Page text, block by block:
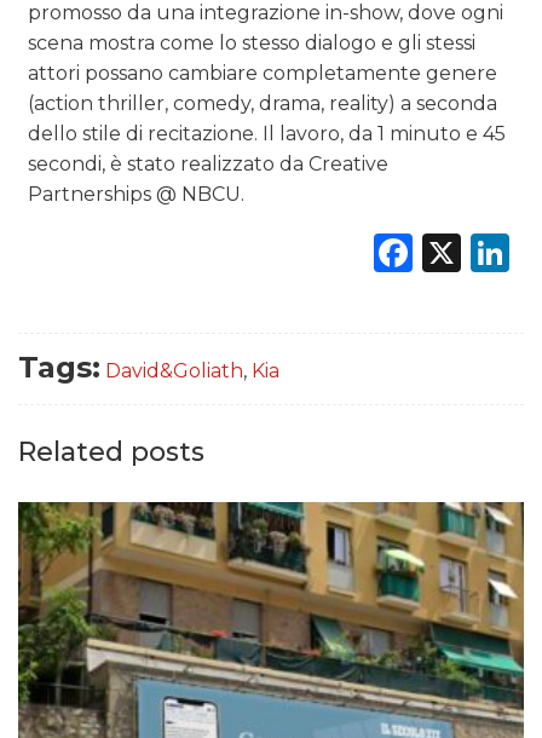
TREND
CASE HISTORY
OPINIONI
promosso da una integrazione in-show, dove ogni
scena mostra come lo stesso dialogo e gli stessi
attori possano cambiare completamente genere
(action thriller, comedy, drama, reality) a seconda
dello stile di recitazione. Il lavoro, da 1 minuto e 45
secondi, è stato realizzato da Creative
Partnerships @ NBCU.
X
Tags: David&Goliath, Kia
Related posts